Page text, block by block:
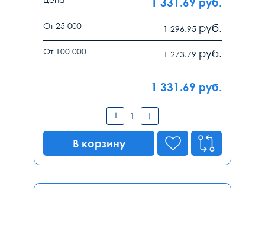
От 25 000 1 296.95 руб.
От 100 000 1 273.79 руб.
1 331.69 руб.
В корзину